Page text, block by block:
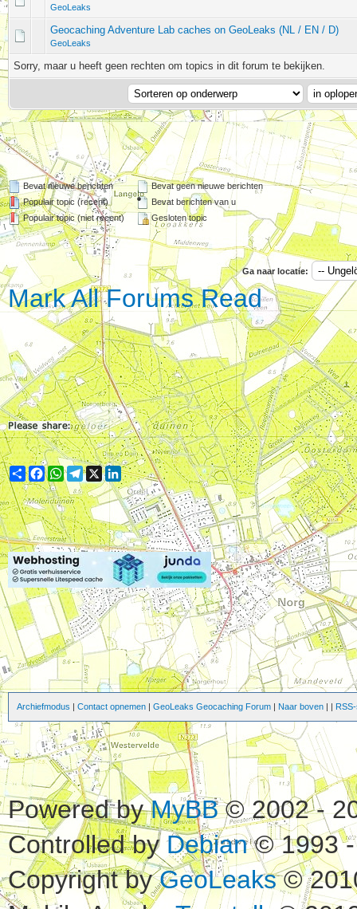
GeoLeaks
Geocaching Adventure Lab caches on GeoLeaks (NL / EN / D)
GeoLeaks
Sorry, maar u heeft geen rechten om topics in dit forum te bekijken.
Bevat nieuwe berichten
Populair topic (recent)
Populair topic (niet recent)
Bevat geen nieuwe berichten
Bevat berichten van u
Gesloten topic
Ga naar locatie:
Mark All Forums Read
ShareFacebook
WhatsApp
Telegram
X LinkedIn
Archiefmodus Contact opnemen GeoLeaks Geocaching Forum Naar boven
Powered byMyBB© 2002 -
Controlled byDebian© 1993
Copyright byGeoLeaks©